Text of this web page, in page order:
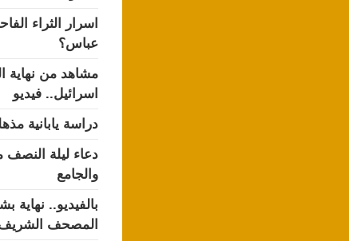
اسرار الثراء
عباس؟
مشاهد من نهاية
اسرائيل.. فيديو
دراسة يابانية
دعاء ليلة
والجامع
بالفيديو.. نهاية
المصحف